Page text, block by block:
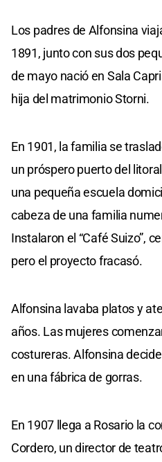
Los padres de Alfonsina
1891, junto con sus dos
de mayo nació en Sala
hija del matrimonio Storni.
En 1901, la familia se
un próspero puerto del
una pequeña escuela
cabeza de una familia
Instalaron el “Café Suizo”,
pero el proyecto fracasó.
Alfonsina lavaba platos y
años. Las mujeres
costureras. Alfonsina
en una fábrica de gorras.
En 1907 llega a Rosario la
Cordero, un director de